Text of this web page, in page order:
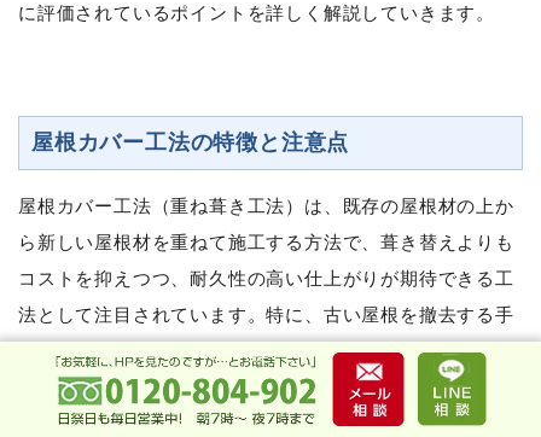
に評価されているポイントを詳しく解説していきます。
屋根カバー工法の特徴と注意点
屋根カバー工法（重ね葺き工法）は、既存の屋根材の上か
ら新しい屋根材を重ねて施工する方法で、葺き替えよりも
コストを抑えつつ、耐久性の高い仕上がりが期待できる工
法として注目されています。特に、古い屋根を撤去する手
間がないため、廃材処理費も抑えられ、工期も短縮できる
というメリットがあります。